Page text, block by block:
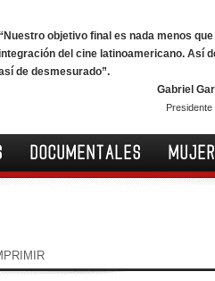
“Nuestro objetivo final es nada menos
del cine latinoamericano. Así
de desmesurado”.
Gabriel
DOCUMENTALES